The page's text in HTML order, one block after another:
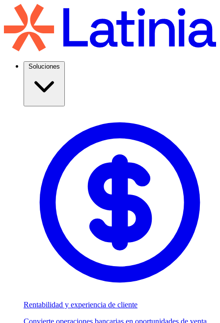
Soluciones
Rentabilidad y experiencia de cliente
Convierte operaciones bancarias en oportunidades de venta